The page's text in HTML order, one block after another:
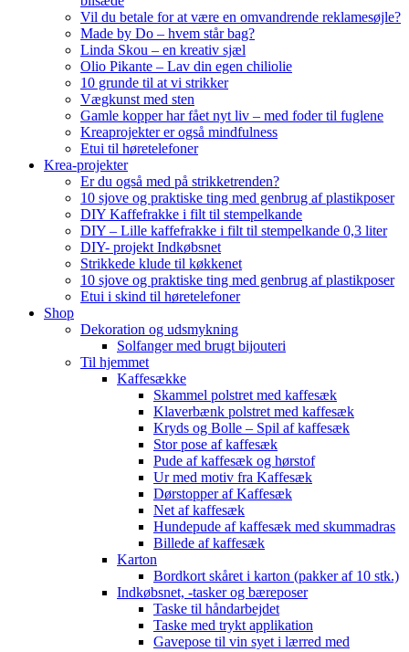
Vil du betale for at være en omvandrende reklamesøjle?
Made by Do – hvem står bag?
Linda Skou – en kreativ sjæl
Olio Pikante – Lav din egen chiliolie
10 grunde til at vi strikker
Vægkunst med sten
Gamle kopper har fået nyt liv – med foder til fuglene
Kreaprojekter er også mindfulness
Etui til høretelefoner
Krea-projekter
Er du også med på strikketrenden?
10 sjove og praktiske ting med genbrug af plastikposer
DIY Kaffefrakke i filt til stempelkande
DIY – Lille kaffefrakke i filt til stempelkande 0,3 liter
DIY- projekt Indkøbsnet
Strikkede klude til køkkenet
10 sjove og praktiske ting med genbrug af plastikposer
Etui i skind til høretelefoner
Shop
Dekoration og udsmykning
Solfanger med brugt bijouteri
Til hjemmet
Kaffesække
Skammel polstret med kaffesæk
Klaverbænk polstret med kaffesæk
Kryds og Bolle – Spil af kaffesæk
Stor pose af kaffesæk
Pude af kaffesæk og hørstof
Ur med motiv fra Kaffesæk
Dørstopper af Kaffesæk
Net af kaffesæk
Hundepude af kaffesæk med skummadras
Billede af kaffesæk
Karton
Bordkort skåret i karton (pakker af 10 stk.)
Indkøbsnet, -tasker og bæreposer
Taske til håndarbejdet
Taske med trykt applikation
Gavepose til vin syet i lærred med